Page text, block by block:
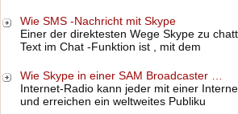
Wie SMS -Nachricht mit Skype
Einer der direktesten Wege Skype zu
Text im Chat -Funktion ist , mit dem
Wie Skype in einer SAM Broadcaster …
Internet-Radio kann jeder mit einer
und erreichen ein weltweites Publiku